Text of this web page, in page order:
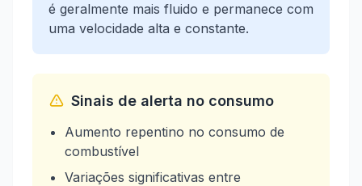
é geralmente mais fluido e permanece com
uma velocidade alta e constante.
Sinais de alerta no consumo
Aumento repentino no consumo de
combustível
Variações significativas entre